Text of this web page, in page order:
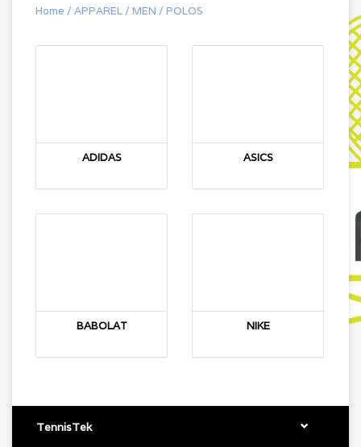
Home / APPAREL / MEN / POLOS
ADIDAS ASICS
BABOLAT NIKE
TennisTek